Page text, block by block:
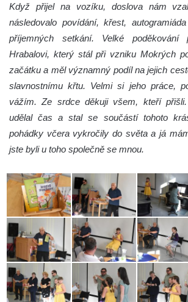
Když přijel na vozíku, doslova nám
následovalo povídání, křest,
příjemných setkání. Velké poděkování
Hrabalovi, který stál při vzniku Mokrých
začátku a měl významný podíl na jejich
slavnostnímu křtu. Velmi si jeho práce,
vážím. Ze srdce děkuji všem, kteří
udělal čas a stal se součástí tohoto
pohádky včera vykročily do světa a já
jste byli u toho společně se mnou.